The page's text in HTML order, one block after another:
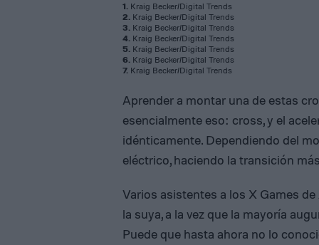
1. Kraig Becker/Digital Trends
2. Kraig Becker/Digital Trends
3. Kraig Becker/Digital Trends
4. Kraig Becker/Digital Trends
5. Kraig Becker/Digital Trends
6. Kraig Becker/Digital Trends
7. Kraig Becker/Digital Trends
Aprender a montar una de estas
esencialmente eso: cross, y el
idénticamente. Dependiendo del
eléctrico, haciendo la transición
Varios asistentes a los X Games
la suya, a la vez que la mayoría
Puede que hasta ahora no lo